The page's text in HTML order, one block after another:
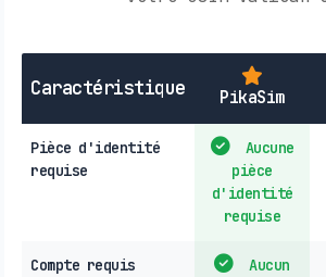
Caractéristique PikaSim
Pièce d'identité
requise
Aucune
pièce
d'identité
requise
Compte requis
Aucun